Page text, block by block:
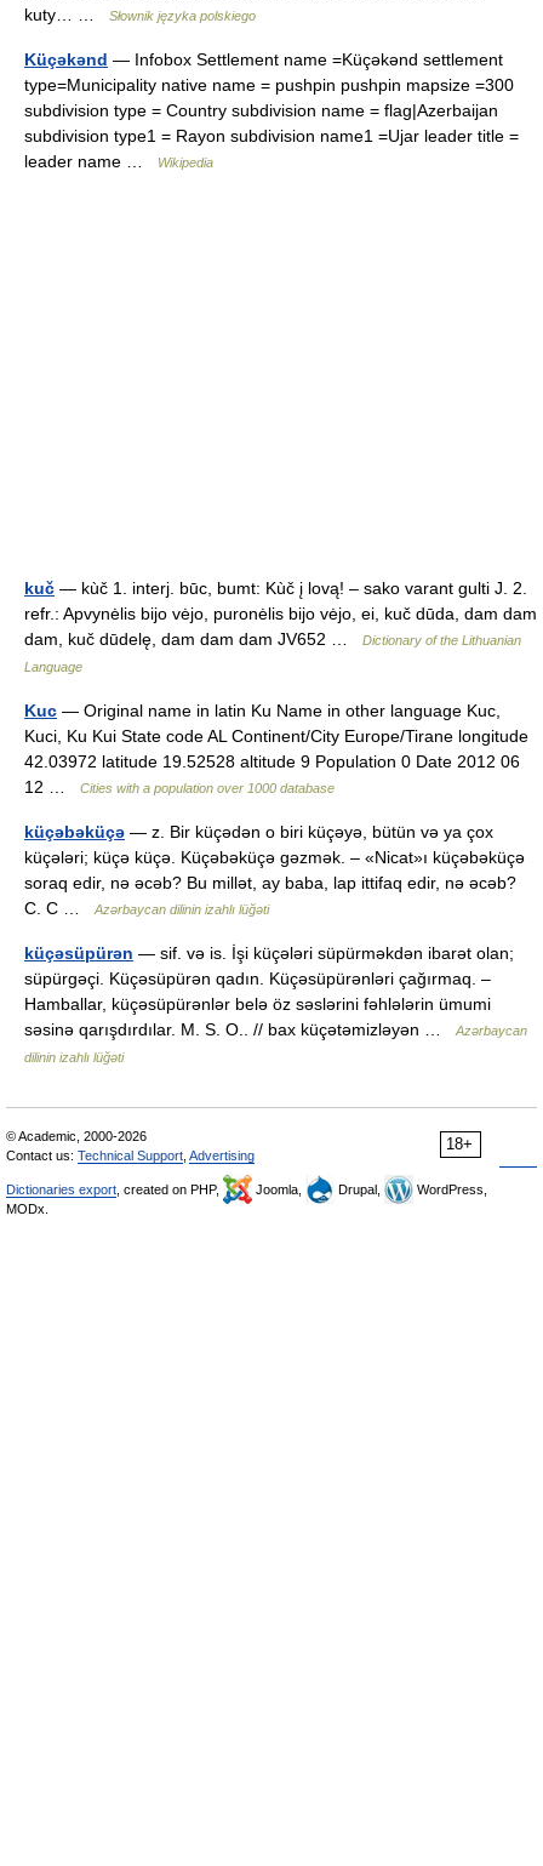
kuty… …
Słownik języka polskiego
Küçəkənd — Infobox Settlement name =Küçəkənd settlement
type=Municipality native name = pushpin pushpin mapsize =300
subdivision type = Country subdivision name = flag|Azerbaijan
subdivision type1 = Rayon subdivision name1 =Ujar leader title =
leader name …
Wikipedia
kuč — kùč 1. interj. būc, bumt: Kùč į lovą! – sako varant gulti J. 2.
refr.: Apvynėlis bijo vėjo, puronėlis bijo vėjo, ei, kuč dūda, dam dam
dam, kuč dūdelę, dam dam dam JV652 …
Dictionary of the Lithuanian
Language
Kuc — Original name in latin Ku Name in other language Kuc,
Kuci, Ku Kui State code AL Continent/City Europe/Tirane longitude
42.03972 latitude 19.52528 altitude 9 Population 0 Date 2012 06
12 …
Cities with a population over 1000 database
küçəbəküçə — z. Bir küçədən o biri küçəyə, bütün və ya çox
küçələri; küçə küçə. Küçəbəküçə gəzmək. – «Nicat»ı küçəbəküçə
soraq edir, nə əcəb? Bu millət, ay baba, lap ittifaq edir, nə əcəb?
C. C …
Azərbaycan dilinin izahlı lüğəti
küçəsüpürən — sif. və is. İşi küçələri süpürməkdən ibarət olan;
süpürgəçi. Küçəsüpürən qadın. Küçəsüpürənləri çağırmaq. –
Hamballar, küçəsüpürənlər belə öz səslərini fəhlələrin ümumi
səsinə qarışdırdılar. M. S. O.. // bax küçətəmizləyən …
Azərbaycan
dilinin izahlı lüğəti
18+
© Academic, 2000-2026
Contact us: Technical Support Advertising
Dictionaries export , created on PHP, Joomla, Drupal,
WordPress,
MODx.